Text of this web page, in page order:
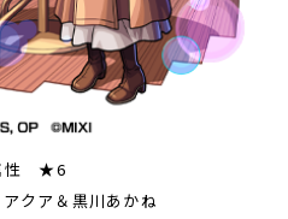
性 ★6
クア＆黒川あかね